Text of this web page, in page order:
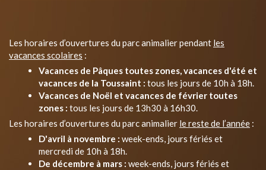
Les horaires d’ouvertures du parc animalier pendant les
vacances scolaires :
Vacances de Pâques toutes zones, vacances d'été et
vacances de la Toussaint : tous les jours de 10h à 18h.
Vacances de Noël et vacances de février toutes
zones : tous les jours de 13h30 à 16h30.
Les horaires d’ouvertures du parc animalier le reste de l’année :
D'avril à novembre : week-ends, jours fériés et
mercredi de 10h à 18h.
De décembre à mars : week-ends, jours fériés et